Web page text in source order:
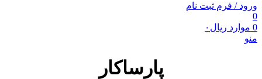
ورود / فرم ثبت نام
0
0 موارد ریال ۰
منو
پارساکار